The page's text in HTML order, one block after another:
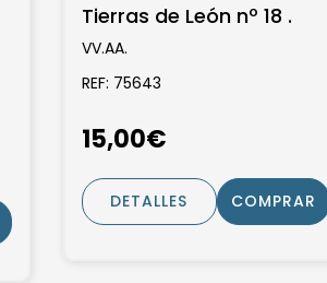
Tierras de León nº 18 .
VV.AA.
REF: 75643
15,00€
DETALLES COMPRAR